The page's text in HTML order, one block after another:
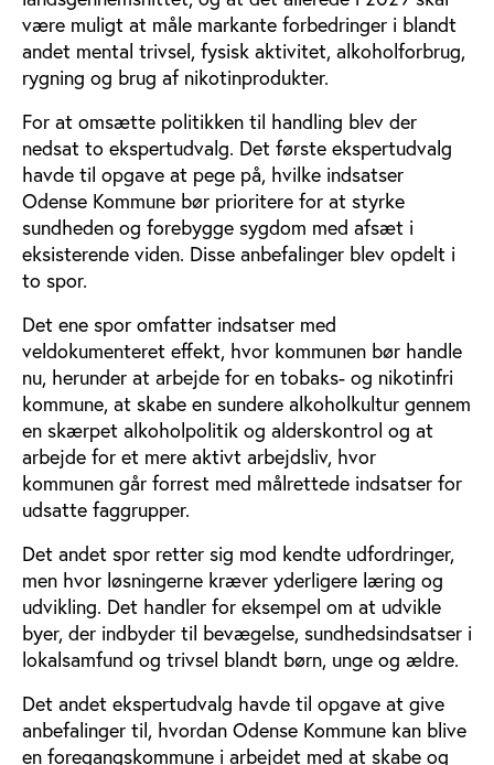
være muligt at måle markante forbedringer i blandt
andet mental trivsel, fysisk aktivitet, alkoholforbrug,
rygning og brug af nikotinprodukter.
For at omsætte politikken til handling blev der
nedsat to ekspertudvalg. Det første ekspertudvalg
havde til opgave at pege på, hvilke indsatser
Odense Kommune bør prioritere for at styrke
sundheden og forebygge sygdom med afsæt i
eksisterende viden. Disse anbefalinger blev opdelt i
to spor.
Det ene spor omfatter indsatser med
veldokumenteret effekt, hvor kommunen bør handle
nu, herunder at arbejde for en tobaks- og nikotinfri
kommune, at skabe en sundere alkoholkultur gennem
en skærpet alkoholpolitik og alderskontrol og at
arbejde for et mere aktivt arbejdsliv, hvor
kommunen går forrest med målrettede indsatser for
udsatte faggrupper.
Det andet spor retter sig mod kendte udfordringer,
men hvor løsningerne kræver yderligere læring og
udvikling. Det handler for eksempel om at udvikle
byer, der indbyder til bevægelse, sundhedsindsatser i
lokalsamfund og trivsel blandt børn, unge og ældre.
Det andet ekspertudvalg havde til opgave at give
anbefalinger til, hvordan Odense Kommune kan blive
en foregangskommune i arbejdet med at skabe og